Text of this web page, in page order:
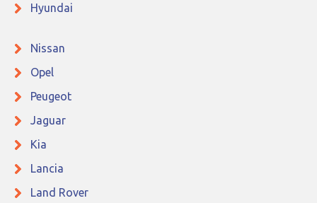
Hyundai
Nissan
Opel
Peugeot
Jaguar
Kia
Lancia
Land Rover